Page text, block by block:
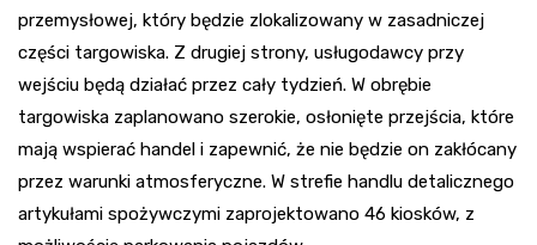
przemysłowej, który będzie zlokalizowany w zasadniczej
części targowiska. Z drugiej strony, usługodawcy przy
wejściu będą działać przez cały tydzień. W obrębie
targowiska zaplanowano szerokie, osłonięte przejścia, które
mają wspierać handel i zapewnić, że nie będzie on zakłócany
przez warunki atmosferyczne. W strefie handlu detalicznego
artykułami spożywczymi zaprojektowano 46 kiosków, z